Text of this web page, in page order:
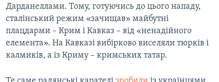
Дарданеллами. Тому, готуючись до цього нападу,
сталінський режим «зачищав» майбутні
плацдарми – Крим і Кавказ – від «ненадійного
елемента». На Кавказі вибірково виселяли тюрків і
калмиків, а із Криму – кримських татар.